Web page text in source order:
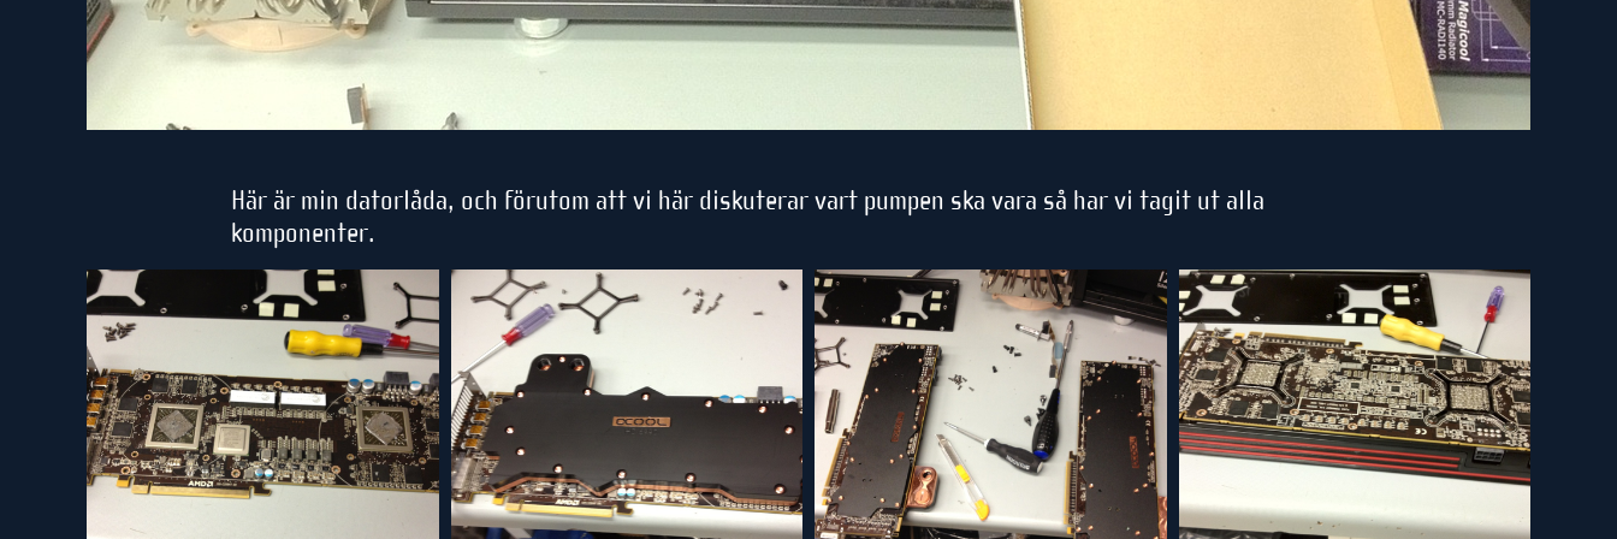
Här är min datorlåda, och förutom att vi här diskuterar vart pumpen ska vara så har vi tagit ut alla
komponenter.